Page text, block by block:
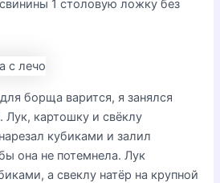
1 столовую ложку без
борща варится, я занялся
Лук, картошку и свёклу
кубиками и залил
она не потемнела. Лук
а свеклу натёр на крупной